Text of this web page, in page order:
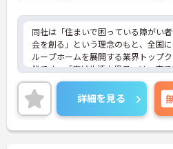
同社は「住まいで困っている障がい
会を創る」という理念のもと、全国
ループホームを展開する業界トップ
業です。「広域生活支援員」は、車
数施設を横断的に担当し、現場支援
フのサポートを行うハイクラスなポジ
最新設備とバリアフリーが完備され
体的負担が少なく、広域手当5万円が
とで高い給与水準を実現しています
詳細を見る